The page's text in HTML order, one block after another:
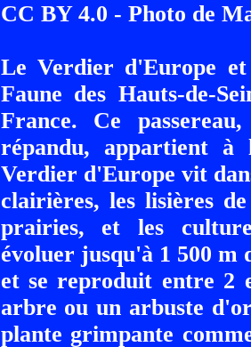
CC BY 4.0 - Photo de
Le Verdier d'Europe
Faune des Hauts-de-
France. Ce
répandu, appartient
Verdier d'Europe vit
clairières, les lisières
prairies, et les
évoluer jusqu'à 1 500
et se reproduit entre 2
arbre ou un arbuste
plante grimpante